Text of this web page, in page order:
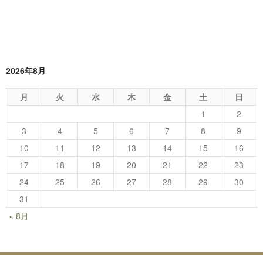
2026年8月
月 火 水 木 金 土
日
1
2
3
4 5 6 7 8
9
10
11 12 13 14 15
16
17
18 19 20 21 22
23
24
25 26 27 28 29
30
31
« 8月